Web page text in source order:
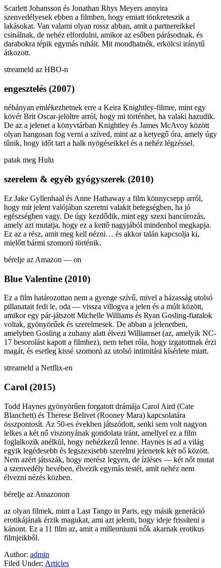
Scarlett Johansson és Jonathan Rhys Meyers annyira
szenvedélyesek ebben a filmben, hogy emiatt tönkreteszik a
lakásokat. Van valami olyan rossz abban, amit a partnereikkel
csinálnak, de nehéz elfordulni, amikor az esőben párásodnak, és
darabokra tépik egymás ruháit. Mit mondhatnék, erkölcsi iránytű
átkozott.
streameld az HBO-n
engesztelés (2007)
néhányan emlékezhetnek erre a Keira Knightley-filmre, mint egy
kövér Brit Oscar-jelöltre arról, hogy mi történhet, ha valaki hazudik.
De az a jelenet a könyvtárban Knightley és James McAvoy között
olyan hangosan fog verni a szíved, mint az a ketyegő óra, amely úgy
tűnik, hogy időt tart a halk nyögéseikkel és a nehéz légzéssel.
patak meg Hulu
szerelem & egyéb gyógyszerek (2010)
Ez Jake Gyllenhaal és Anne Hathaway a film könnycsepp arról,
hogy mit jelent valójában szeretni valakit betegségben, ha jó
egészségben vagy. De úgy kezdődik, mint egy szexi hancúrozás,
amely azt mutatja, hogy ez a kettő nagyjából mindenhol megkapja.
Ez az a rész, amit meg kell nézni… és akkor talán kapcsolja ki,
mielőtt bármi szomorú történik.
bérelje az Amazon — on
Blue Valentine (2010)
Ez a film határozottan nem a gyenge szívű, mivel a házasság utolsó
pillanatait fedi le, oda — vissza villogva a jelen és a múlt között,
amikor egy pár-játszott Michelle Williams és Ryan Gosling-fiatalok
voltak, gyönyörűek és szerelmesek. De abban a jelenetben,
amelyben Gosling a zuhany alatt élvezi Williamset (az, amelyik NC-
17 besorolást kapott a filmhez), nem tehet róla, hogy izgatottnak érzi
magát, és esetleg kissé szomorú az utolsó intimitási kísérlete miatt.
streameld a Netflix-en
Carol (2015)
Todd Haynes gyönyörűen forgatott drámája Carol Aird (Cate
Blanchett) és Therese Belivet (Rooney Mara) kapcsolatára
összpontosít. Az 50-es években játszódott, senki sem volt nagyon
lelkes a két nő viszonyának gondolata iránt, amellyel ez a film
foglalkozik anélkül, hogy nehézkezű lenne. Haynes is ad a világ
egyik legédesebb és legszexisebb szerelmi jelenetek két nő között.
Nem azért játsszák, hogy merész legyen, de ízléses — két nőt mutat
a szenvedély hevében, élvezik egymás testét, amit nehéz nem
élvezni nézés közben.
bérelje az Amazonon
az olyan filmek, mint a Last Tango in Paris, egy másik generáció
erotikájának érzik magukat, ami azt jelenti, hogy ideje frissíteni a
kánont. Ez a 11 film az, amit a millenniumi nők akarnak erotikus
filmjeikből.
Author: admin
Filed Under: Articles